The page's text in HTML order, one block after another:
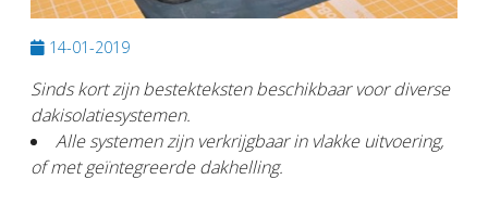
14-01-2019
Sinds kort zijn bestekteksten beschikbaar voor diverse
dakisolatiesystemen.
Alle systemen zijn verkrijgbaar in vlakke uitvoering,
of met geïntegreerde dakhelling.